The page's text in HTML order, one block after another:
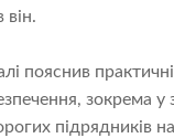
він.
пояснив
зокрема у
підрядників